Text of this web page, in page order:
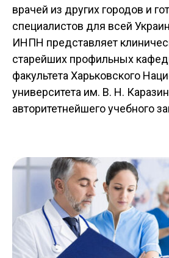
врачей из других городов и
специалистов для всей
ИНПН представляет
старейших профильных
факультета Харьковского
университета им. В. Н.
авторитетнейшего учебного